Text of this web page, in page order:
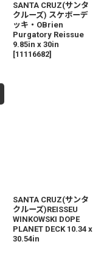
SANTA CRUZ(サンタ
クルーズ) スケボーデ
ッキ・OBrien
Purgatory Reissue
9.85in x 30in
[11116682]
SANTA CRUZ(サンタ
クルーズ)REISSEU
WINKOWSKI DOPE
PLANET DECK 10.34 x
30.54in